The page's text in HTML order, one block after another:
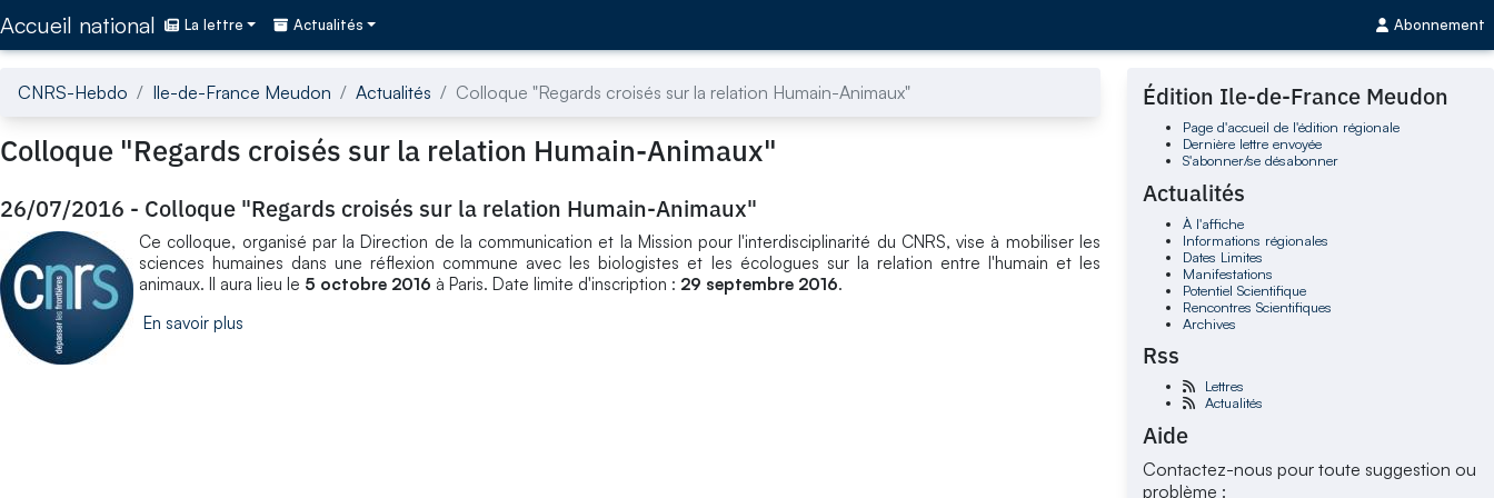
Accueil national La lettre Actualités Abonnement
CNRS-Hebdo Ile-de-France Meudon Actualités Colloque "Regards croisés sur la relation Humain-Animaux"
Colloque "Regards croisés sur la relation Humain-Animaux"
26/07/2016 - Colloque "Regards croisés sur la relation Humain-Animaux"
Ce colloque, organisé par la Direction de la communication et la Mission pour l'interdisciplinarité du CNRS, vise à mobiliser les
sciences humaines dans une réflexion commune avec les biologistes et les écologues sur la relation entre l'humain et les
animaux. Il aura lieu le 5 octobre 2016 à Paris. Date limite d'inscription : 29 septembre 2016.
En savoir plus
Édition Ile-de-France Meudon
Page d'accueil de l'édition régionale
Dernière lettre envoyée
S'abonner/se désabonner
Actualités
À l'affiche
Informations régionales
Dates Limites
Manifestations
Potentiel Scientifique
Rencontres Scientifiques
Archives
Rss
Lettres
Actualités
Aide
Contactez-nous pour toute suggestion ou
problème :